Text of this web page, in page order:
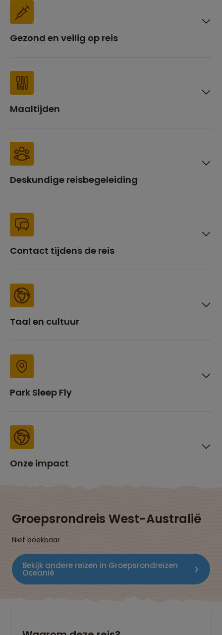
Gezond en veilig op reis
Maaltijden
Deskundige reisbegeleiding
Contact tijdens de reis
Taal en cultuur
Park Sleep Fly
Onze impact
Groepsrondreis West-Australië
Niet boekbaar
Bekijk andere reizen in Groepsrondreizen
Oceanië